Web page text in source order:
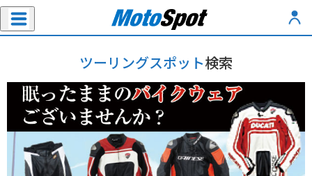
ツーリングスポット検索